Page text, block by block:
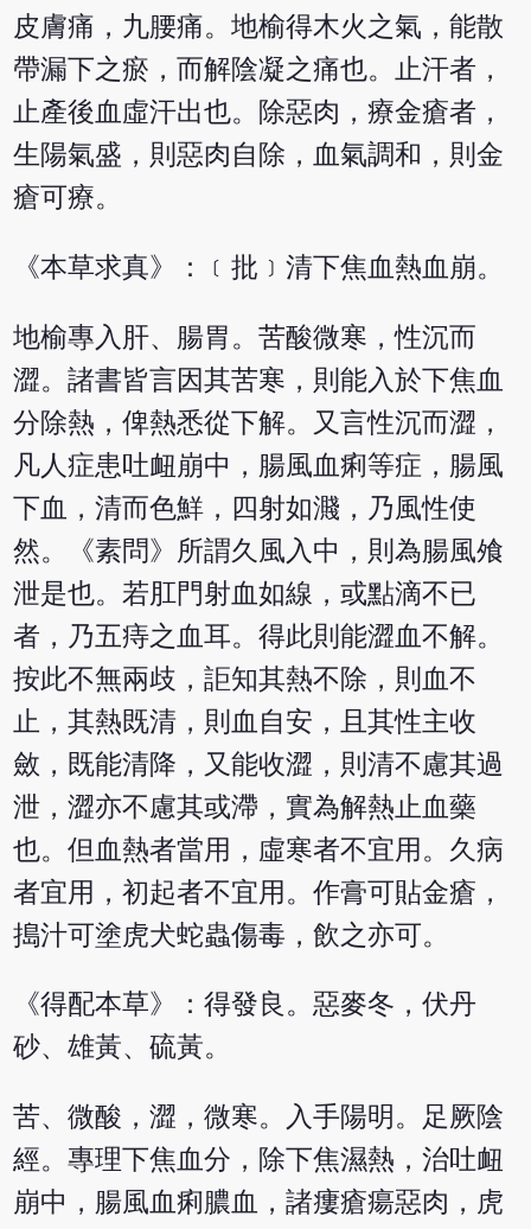
皮膚痛，九腰痛。地榆得木火之氣，能散
帶漏下之瘀，而解陰凝之痛也。止汗者，
止產後血虛汗出也。除惡肉，療金瘡者，
生陽氣盛，則惡肉自除，血氣調和，則金
瘡可療。
《本草求真》：﹝批﹞清下焦血熱血崩。
地榆專入肝、腸胃。苦酸微寒，性沉而
澀。諸書皆言因其苦寒，則能入於下焦血
分除熱，俾熱悉從下解。又言性沉而澀，
凡人症患吐衄崩中，腸風血痢等症，腸風
下血，清而色鮮，四射如濺，乃風性使
然。《素問》所謂久風入中，則為腸風飧
泄是也。若肛門射血如線，或點滴不已
者，乃五痔之血耳。得此則能澀血不解。
按此不無兩歧，詎知其熱不除，則血不
止，其熱既清，則血自安，且其性主收
斂，既能清降，又能收澀，則清不慮其過
泄，澀亦不慮其或滯，實為解熱止血藥
也。但血熱者當用，虛寒者不宜用。久病
者宜用，初起者不宜用。作膏可貼金瘡，
搗汁可塗虎犬蛇蟲傷毒，飲之亦可。
《得配本草》：得發良。惡麥冬，伏丹
砂、雄黃、硫黃。
苦、微酸，澀，微寒。入手陽明。足厥陰
經。專理下焦血分，除下焦濕熱，治吐衄
崩中，腸風血痢膿血，諸瘻瘡瘍惡肉，虎